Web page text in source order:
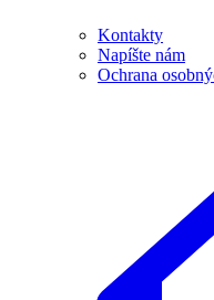
Kontakty
Napíšte nám
Ochrana